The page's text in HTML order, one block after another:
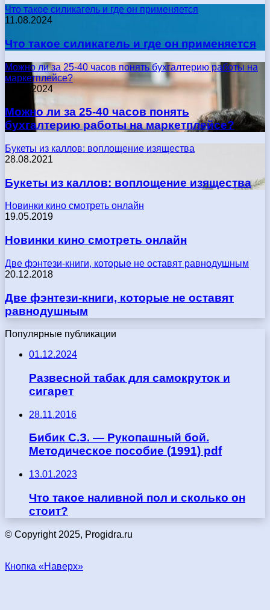
Что такое силикагель и где он применяется
11.08.2024
Что такое силикагель и где он применяется
Можно ли за 25-40 часов понять бухгалтерию работы на
маркетплейсе?
17.05.2024
Можно ли за 25-40 часов понять
бухгалтерию работы на маркетплейсе?
Букеты из каллов: воплощение изящества
28.08.2021
Букеты из каллов: воплощение изящества
Новинки кино смотреть онлайн
19.05.2019
Новинки кино смотреть онлайн
Две фэнтези-книги, которые не оставят равнодушным
20.12.2018
Две фэнтези-книги, которые не оставят
равнодушным
Популярные публикации
01.12.2024
Развесной табак для самокруток и
сигарет
28.11.2016
Бибик С.З. — Рукопашный бой.
Методическое пособие (1991) pdf
13.01.2023
Что такое наливной пол и сколько он
стоит?
© Copyright 2025, Progidra.ru
Кнопка «Наверх»